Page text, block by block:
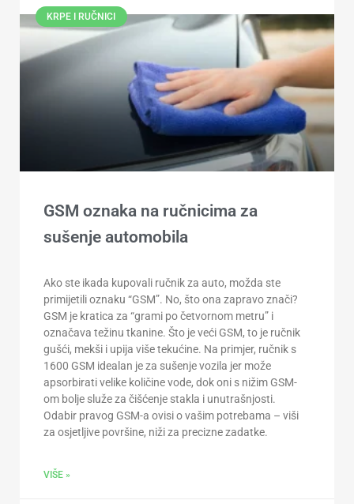
KRPE I RUČNICI
GSM oznaka na ručnicima za
sušenje automobila
Ako ste ikada kupovali ručnik za auto, možda ste
primijetili oznaku “GSM”. No, što ona zapravo znači?
GSM je kratica za “grami po četvornom metru” i
označava težinu tkanine. Što je veći GSM, to je ručnik
gušći, mekši i upija više tekućine. Na primjer, ručnik s
1600 GSM idealan je za sušenje vozila jer može
apsorbirati velike količine vode, dok oni s nižim GSM-
om bolje služe za čišćenje stakla i unutrašnjosti.
Odabir pravog GSM-a ovisi o vašim potrebama – viši
za osjetljive površine, niži za precizne zadatke.
VIŠE »